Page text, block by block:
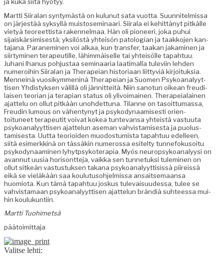
Mart­ti Siiralan syn­tymästä on kulunut sata vuot­ta. Suun­nitelmis­sa
on jär­jestää syksyl­lä muis­tosem­i­naari. Siirala ei kehit­tänyt pitkälle
vietyä teo­reet­tista raken­nel­maa. Hän oli pio­neeri, joka puhui
sijaiskär­simis­es­tä; yksilöstä yhteisön patolo­gian ja taakko­jen kan­
ta­jana. Parane­m­i­nen voi alkaa, kun trans­fer, taakan jakami­nen ja
siir­tymi­nen ter­apeu­ti­lle, lähim­mäiselle tai yhteisölle tapah­tuu.
Juhani Ihanus pohjus­taa sem­i­naaria laa­ti­mal­la tule­vi­in lehden
numeroi­hin Siiralan ja Ther­a­peian his­to­ri­aan liit­tyviä kir­joituk­sia.
Men­neinä vuosikym­meninä Ther­a­peian ja Suomen Psyko­ana­lyyt­
tisen Yhdis­tyk­sen välil­lä oli jän­nit­teitä. Niin san­otun oikean freudi­
laisen teo­ri­an ja ter­api­an sta­tus oli ylivoimainen. Ther­a­peialainen
ajat­telu on ollut pitkään uno­hdet­tuna. Tilanne on tasoit­tumas­sa,
Freudin lumous on vähen­tynyt ja psyko­dy­naamis­es­ti ori­en­
toituneet ter­apeu­tit voivat kokea tun­te­vansa yhteistä vas­tu­u­ta
psyko­ana­lyyt­tisen ajat­telun ase­man vahvis­tamis­es­ta ja puo­lus­
tamis­es­ta. Uut­ta teo­ri­oiden muo­dos­tu­mista tapah­tuu edelleen,
siitä esimerkkinä on tässäkin numerossa esitel­ty tun­nefoku­soitu
psyko­dy­naami­nen lyhytp­sykoter­apia. Myös neu­rop­syko­ana­lyysi on
avan­nut uusia horisont­te­ja, vaik­ka sen tun­netuk­si tulem­i­nen on
ollut sitkeän vas­tus­tuk­sen takana psyko­ana­lyyt­ti­sis­sä piireis­sä
eikä se vieläkään saa koulu­tu­so­hjelmis­sa ansait­se­maansa
huomio­ta. Kun tämä tapah­tuu joskus tule­vaisu­udessa, tulee se
vahvis­ta­maan psyko­ana­lyyt­tisen ajat­telun brändiä suh­teessa mui­
hin koulukuntiin.
Mart­ti Tuohimetsä
pää­toimit­ta­ja
Valitse lehti: